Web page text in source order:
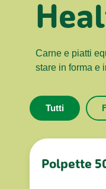
Carne e piatti
stare in forma e
Tutti
Polpette